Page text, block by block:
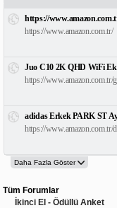
https://
https://www.amazon.com.tr/
Juo C10 2K QHD WiFi
https://www.amazon.com.tr/
adidas Erkek PARK ST
https://
Tüm Forumlar
İkinci El - Ödüllü Anket